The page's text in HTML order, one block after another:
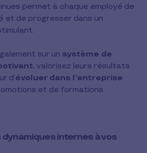
permet à chaque employé de
et de progresser dans un
sur un système de
, valorisez leurs résultats
d’évoluer dans l’entreprise
et de formations.
dynamiques internes à vos